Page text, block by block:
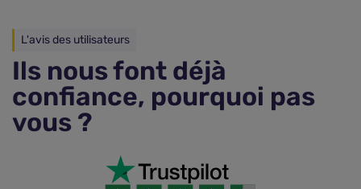
L'avis des utilisateurs
Ils nous font déjà
confiance, pourquoi pas
vous ?